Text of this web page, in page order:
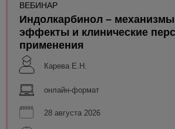
ВЕБИНАР
Индолкарбинол –
эффекты и клинические
применения
Карева Е.Н.
онлайн-формат
28 августа 2026